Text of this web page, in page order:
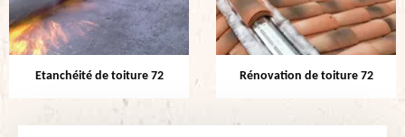
Etanchéité de toiture 72 Rénovation de toiture 72